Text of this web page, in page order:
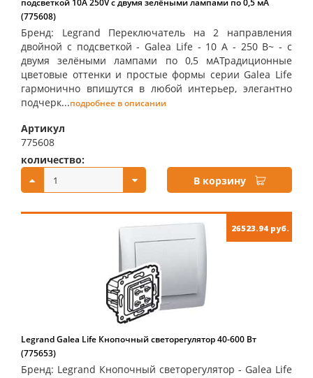
подсветкой 10А 250V с двумя зелёными лампами по 0,5 мA
(775608)
Бренд: Legrand Переключатель на 2 направления
двойной с подсветкой - Galea Life - 10 A - 250 В~ - с
двумя зелёными лампами по 0,5 мAТрадиционные
цветовые оттенки и простые формы серии Galea Life
гармонично впишутся в любой интерьер, элегантно
подчерк...подробнее в описании
Артикул
775608
количество:
В корзину
26523.94 руб.
Legrand Galea Life Кнопочный светорегулятор 40-600 Вт
(775653)
Бренд: Legrand Кнопочный светорегулятор - Galea Life